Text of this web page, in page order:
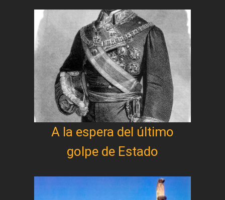
A la espera del último
golpe de Estado